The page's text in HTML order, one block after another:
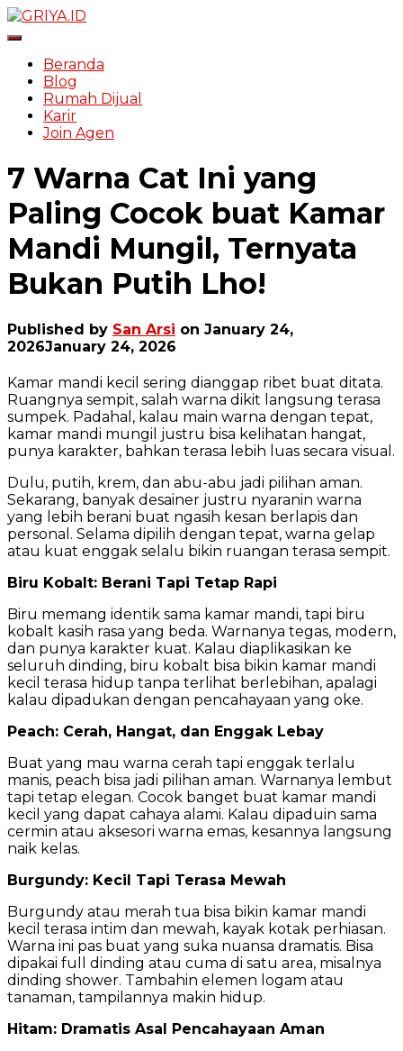
Toggle Navigation
Beranda
Blog
Rumah Dijual
Karir
Join Agen
7 Warna Cat Ini yang
Paling Cocok buat Kamar
Mandi Mungil, Ternyata
Bukan Putih Lho!
Published by San Arsi on January 24,
2026January 24, 2026
Kamar mandi kecil sering dianggap ribet buat ditata.
Ruangnya sempit, salah warna dikit langsung terasa
sumpek. Padahal, kalau main warna dengan tepat,
kamar mandi mungil justru bisa kelihatan hangat,
punya karakter, bahkan terasa lebih luas secara visual.
Dulu, putih, krem, dan abu-abu jadi pilihan aman.
Sekarang, banyak desainer justru nyaranin warna
yang lebih berani buat ngasih kesan berlapis dan
personal. Selama dipilih dengan tepat, warna gelap
atau kuat enggak selalu bikin ruangan terasa sempit.
Biru Kobalt: Berani Tapi Tetap Rapi
Biru memang identik sama kamar mandi, tapi biru
kobalt kasih rasa yang beda. Warnanya tegas, modern,
dan punya karakter kuat. Kalau diaplikasikan ke
seluruh dinding, biru kobalt bisa bikin kamar mandi
kecil terasa hidup tanpa terlihat berlebihan, apalagi
kalau dipadukan dengan pencahayaan yang oke.
Peach: Cerah, Hangat, dan Enggak Lebay
Buat yang mau warna cerah tapi enggak terlalu
manis, peach bisa jadi pilihan aman. Warnanya lembut
tapi tetap elegan. Cocok banget buat kamar mandi
kecil yang dapat cahaya alami. Kalau dipaduin sama
cermin atau aksesori warna emas, kesannya langsung
naik kelas.
Burgundy: Kecil Tapi Terasa Mewah
Burgundy atau merah tua bisa bikin kamar mandi
kecil terasa intim dan mewah, kayak kotak perhiasan.
Warna ini pas buat yang suka nuansa dramatis. Bisa
dipakai full dinding atau cuma di satu area, misalnya
dinding shower. Tambahin elemen logam atau
tanaman, tampilannya makin hidup.
Hitam: Dramatis Asal Pencahayaan Aman